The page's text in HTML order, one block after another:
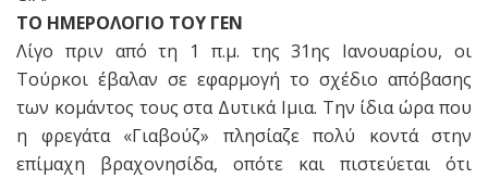
ΤΟ ΗΜΕΡΟΛΟΓΙΟ ΤΟΥ ΓΕΝ
Λίγο πριν από τη 1 π.μ. της 31ης Ιανουαρίου, οι
Τούρκοι έβαλαν σε εφαρμογή το σχέδιο απόβασης
των κομάντος τους στα Δυτικά Ιμια. Την ίδια ώρα που
η φρεγάτα «Γιαβούζ» πλησίαζε πολύ κοντά στην
επίμαχη βραχονησίδα, οπότε και πιστεύεται ότι